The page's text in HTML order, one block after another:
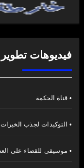
فيديوهات
• قناة الحكمة
• التوكيدات لجذب الخيرات
• موسيقى للقضاء على